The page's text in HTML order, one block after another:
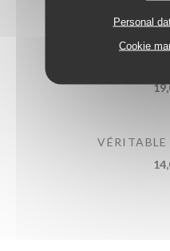
Personal
Cookie
ASSIETTE
VÉRITABLE